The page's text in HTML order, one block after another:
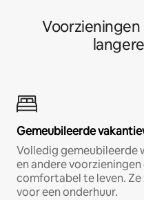
Gemeubileerde
Volledig gemeubileerde
en andere
comfortabel te leven.
voor een onderhuur.